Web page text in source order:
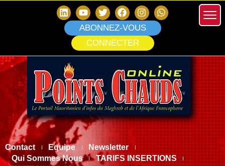
ABONNEZ-VOUS
CONNECTER
Contact Equipe
Newsletter
Qui Sommes Nous
TARIFS INSERTIONS